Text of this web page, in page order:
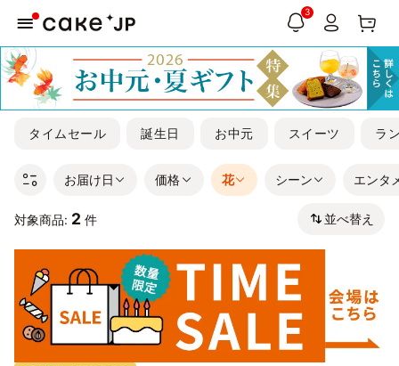
3
タイムセール 誕生日 お中元 スイーツ ラ
お届け日 価格 花 シーン エンタ
対象商品: 2 件 並べ替え